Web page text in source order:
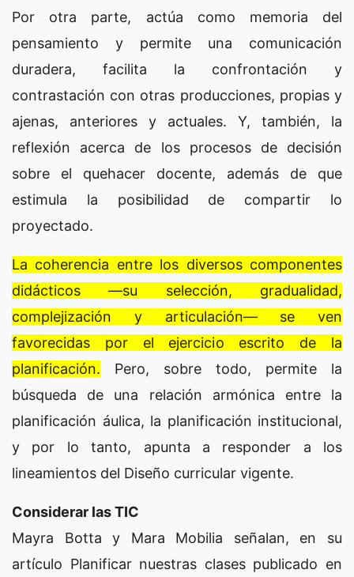
Por otra parte, actúa como memoria del
pensamiento y permite una comunicación
duradera, facilita la confrontación y
contrastación con otras producciones, propias y
ajenas, anteriores y actuales. Y, también, la
reflexión acerca de los procesos de decisión
sobre el quehacer docente, además de que
estimula la posibilidad de compartir lo
proyectado.
La coherencia entre los diversos componentes
didácticos —su selección, gradualidad,
complejización y articulación— se ven
favorecidas por el ejercicio escrito de la
planificación. Pero, sobre todo, permite la
búsqueda de una relación armónica entre la
planificación áulica, la planificación institucional,
y por lo tanto, apunta a responder a los
lineamientos del Diseño curricular vigente.
Considerar las TIC
Mayra Botta y Mara Mobilia señalan, en su
artículo Planificar nuestras clases publicado en